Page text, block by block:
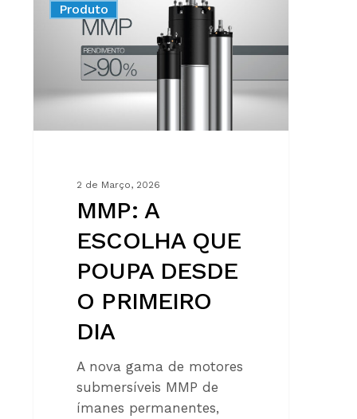
ESCOLHA
DIA
New
Produto
2 de Março, 2026
MMP: A
ESCOLHA QUE
POUPA DESDE
O PRIMEIRO
DIA
A nova gama de motores
submersíveis MMP de
ímanes permanentes,